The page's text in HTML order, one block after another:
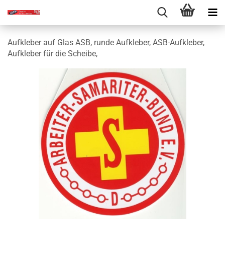
Aufkleber auf Glas ASB, runde Aufkleber, ASB-Aufkleber,
Aufkleber für die Scheibe,